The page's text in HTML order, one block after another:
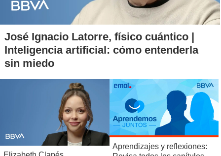
José Ignacio Latorre, físico cuántico |
Inteligencia artificial: cómo entenderla
sin miedo
Aprendizajes y reflexiones: